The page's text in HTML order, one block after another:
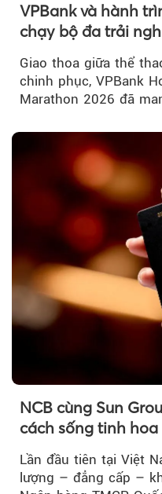
VPBank và hành
chạy bộ đa trải
Giao thoa giữa thể
chinh phục, VPBank
Marathon 2026 đã
NCB cùng Sun
cách sống tinh
đầu Việt Nam
Lần đầu tiên tại Việt
lượng – đẳng cấp –